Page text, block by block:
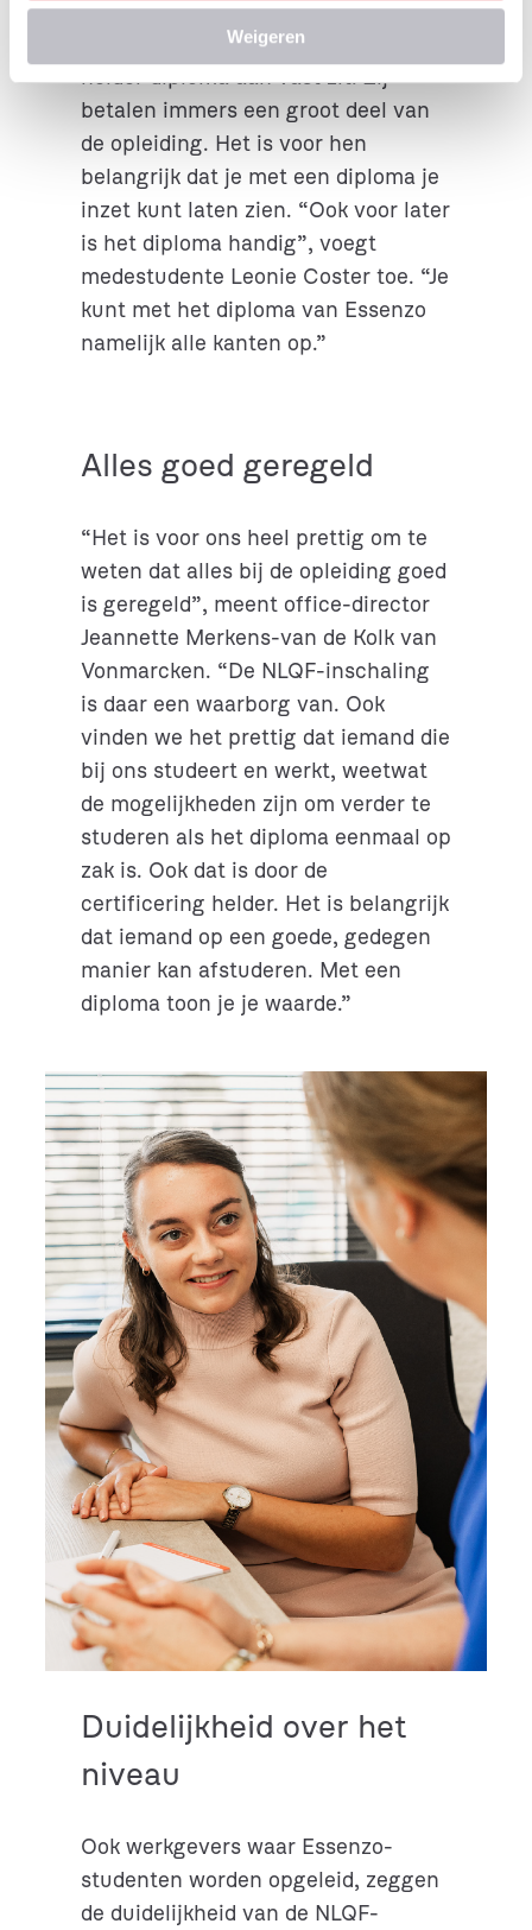
i
Weigeren
je de opleiding van
Essenzo volgt, is het fijn dat er een
helder diploma aan vast zit. Zij
betalen immers een groot deel van
de opleiding. Het is voor hen
belangrijk dat je met een diploma je
inzet kunt laten zien. “Ook voor later
is het diploma handig”, voegt
medestudente Leonie Coster toe. “Je
kunt met het diploma van Essenzo
namelijk alle kanten op.”
Alles goed geregeld
“Het is voor ons heel prettig om te
weten dat alles bij de opleiding goed
is geregeld”, meent office-director
Jeannette Merkens-van de Kolk van
Vonmarcken. “De NLQF-inschaling
is daar een waarborg van. Ook
vinden we het prettig dat iemand die
bij ons studeert en werkt, weetwat
de mogelijkheden zijn om verder te
studeren als het diploma eenmaal op
zak is. Ook dat is door de
certificering helder. Het is belangrijk
dat iemand op een goede, gedegen
manier kan afstuderen. Met een
diploma toon je je waarde.”
Duidelijkheid over het
niveau
Ook werkgevers waar Essenzo-
studenten worden opgeleid, zeggen
de duidelijkheid van de NLQF-